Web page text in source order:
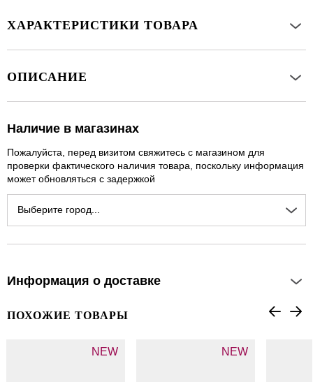
ХАРАКТЕРИСТИКИ ТОВАРА
ОПИСАНИЕ
Наличие в магазинах
Пожалуйста, перед визитом свяжитесь с магазином для
проверки фактического наличия товара, поскольку информация
может обновляться с задержкой
Выберите город...
Информация о доставке
ПОХОЖИЕ ТОВАРЫ
NEW NEW